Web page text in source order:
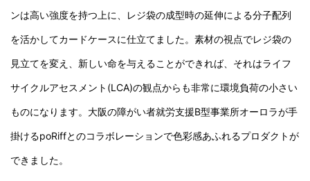
ンは高い強度を持つ上に、レジ袋の成型時の延伸による分子配列
を活かしてカードケースに仕立てました。素材の視点でレジ袋の
見立てを変え、新しい命を与えることができれば、それはライフ
サイクルアセスメント(LCA)の観点からも非常に環境負荷の小さい
ものになります。大阪の障がい者就労支援B型事業所オーロラが手
掛けるpoRiffとのコラボレーションで色彩感あふれるプロダクトが
できました。